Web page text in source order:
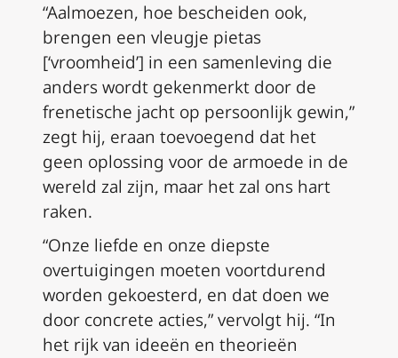
“Aalmoezen, hoe bescheiden ook,
brengen een vleugje pietas
[‘vroomheid’] in een samenleving die
anders wordt gekenmerkt door de
frenetische jacht op persoonlijk gewin,”
zegt hij, eraan toevoegend dat het
geen oplossing voor de armoede in de
wereld zal zijn, maar het zal ons hart
raken.
“Onze liefde en onze diepste
overtuigingen moeten voortdurend
worden gekoesterd, en dat doen we
door concrete acties,” vervolgt hij. “In
het rijk van ideeën en theorieën